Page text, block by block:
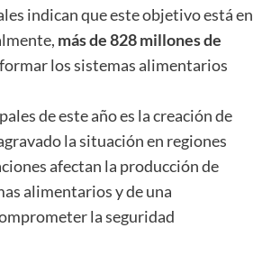
indican que este objetivo está en
más de 828 millones de
los sistemas alimentarios
de este año es la creación de
la situación en regiones
afectan la producción de
alimentarios y de una
la seguridad